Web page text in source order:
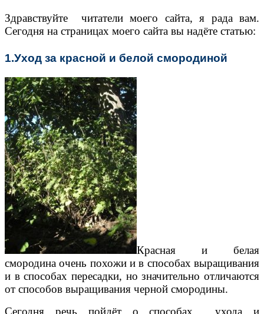
Здравствуйте читатели моего сайта, я рада вам.
Сегодня на страницах моего сайта вы надёте статью:
1.Уход за красной и белой смородиной
Красная и белая
смородина очень похожи и в способах выращивания
и в способах пересадки, но значительно отличаются
от способов выращивания черной смородины.
Сегодня речь пойдёт о способах ухода и